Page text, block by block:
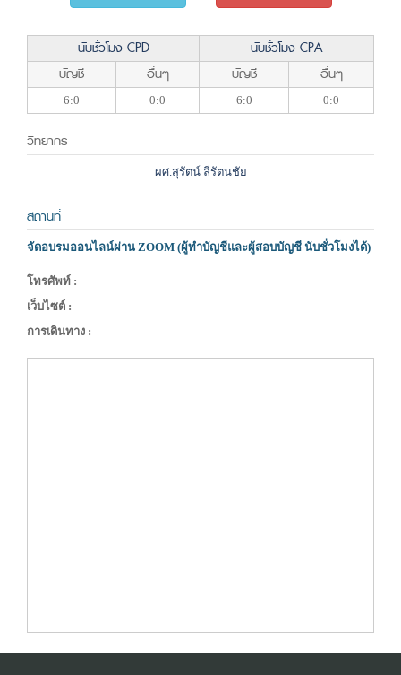
นับชั่วโมง CPD
นับชั่วโมง CPA
บัญชี
อื่นๆ บัญชี อื่นๆ
6:0 0:0 6:0 0:0
วิทยากร
ผศ.สุรัตน์ ลีรัตนชัย
สถานที่
จัดอบรมออนไลน์ผ่าน ZOOM (ผู้ทำบัญชีและผู้สอบบัญชี นับชั่วโมงได้)
โทรศัพท์ :
เว็บไซต์ :
การเดินทาง :